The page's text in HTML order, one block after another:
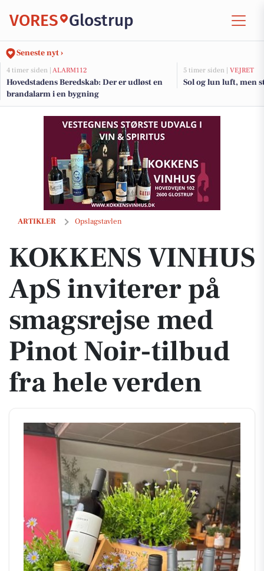
VORES Glostrup
Seneste nyt ›
4 timer siden | ALARM112
Hovedstadens Beredskab: Der er udløst en
brandalarm i en bygning
5 timer siden | VEJRET
Sol og lun luft, men
ARTIKLER Opslagstavlen
KOKKENS VINHUS ApS inviterer på smagsrejse med Pinot Noir-
KOKKENS VINHUS
ApS inviterer på
smagsrejse med
Pinot Noir-tilbud
fra hele verden